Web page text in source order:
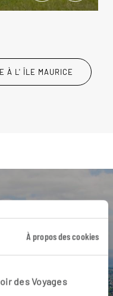
À propos des cookies
des Voyages
À L' ÎLE MAURICE
l' Île